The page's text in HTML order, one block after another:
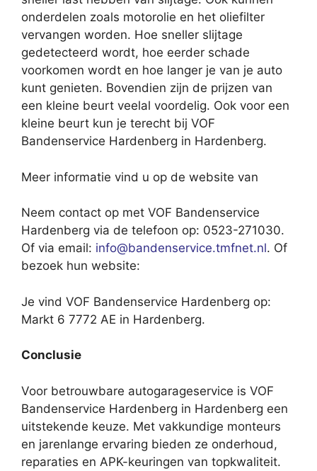
onderdelen zoals motorolie en het oliefilter
vervangen worden. Hoe sneller slijtage
gedetecteerd wordt, hoe eerder schade
voorkomen wordt en hoe langer je van je auto
kunt genieten. Bovendien zijn de prijzen van
een kleine beurt veelal voordelig. Ook voor een
kleine beurt kun je terecht bij VOF
Bandenservice Hardenberg in Hardenberg.
Meer informatie vind u op de website van
Neem contact op met VOF Bandenservice
Hardenberg via de telefoon op: 0523-271030.
Of via email: info@bandenservice.tmfnet.nl. Of
bezoek hun website:
Je vind VOF Bandenservice Hardenberg op:
Markt 6 7772 AE in Hardenberg.
Conclusie
Voor betrouwbare autogarageservice is VOF
Bandenservice Hardenberg in Hardenberg een
uitstekende keuze. Met vakkundige monteurs
en jarenlange ervaring bieden ze onderhoud,
reparaties en APK-keuringen van topkwaliteit.